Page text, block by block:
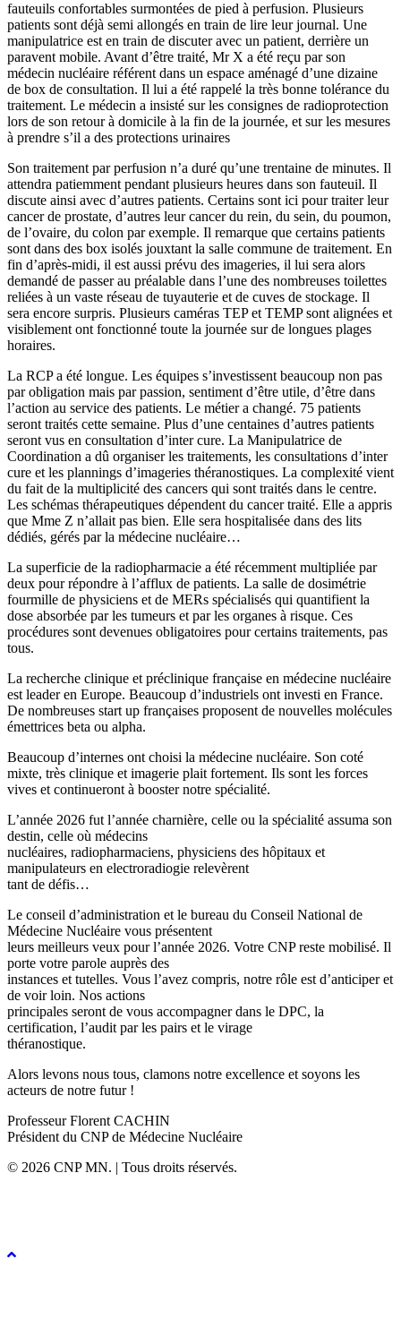
fauteuils confortables surmontées de pied à perfusion. Plusieurs
patients sont déjà semi allongés en train de lire leur journal. Une
manipulatrice est en train de discuter avec un patient, derrière un
paravent mobile. Avant d’être traité, Mr X a été reçu par son
médecin nucléaire référent dans un espace aménagé d’une dizaine
de box de consultation. Il lui a été rappelé la très bonne tolérance du
traitement. Le médecin a insisté sur les consignes de radioprotection
lors de son retour à domicile à la fin de la journée, et sur les mesures
à prendre s’il a des protections urinaires
Son traitement par perfusion n’a duré qu’une trentaine de minutes. Il
attendra patiemment pendant plusieurs heures dans son fauteuil. Il
discute ainsi avec d’autres patients. Certains sont ici pour traiter leur
cancer de prostate, d’autres leur cancer du rein, du sein, du poumon,
de l’ovaire, du colon par exemple. Il remarque que certains patients
sont dans des box isolés jouxtant la salle commune de traitement. En
fin d’après-midi, il est aussi prévu des imageries, il lui sera alors
demandé de passer au préalable dans l’une des nombreuses toilettes
reliées à un vaste réseau de tuyauterie et de cuves de stockage. Il
sera encore surpris. Plusieurs caméras TEP et TEMP sont alignées et
visiblement ont fonctionné toute la journée sur de longues plages
horaires.
La RCP a été longue. Les équipes s’investissent beaucoup non pas
par obligation mais par passion, sentiment d’être utile, d’être dans
l’action au service des patients. Le métier a changé. 75 patients
seront traités cette semaine. Plus d’une centaines d’autres patients
seront vus en consultation d’inter cure. La Manipulatrice de
Coordination a dû organiser les traitements, les consultations d’inter
cure et les plannings d’imageries théranostiques. La complexité vient
du fait de la multiplicité des cancers qui sont traités dans le centre.
Les schémas thérapeutiques dépendent du cancer traité. Elle a appris
que Mme Z n’allait pas bien. Elle sera hospitalisée dans des lits
dédiés, gérés par la médecine nucléaire…
La superficie de la radiopharmacie a été récemment multipliée par
deux pour répondre à l’afflux de patients. La salle de dosimétrie
fourmille de physiciens et de MERs spécialisés qui quantifient la
dose absorbée par les tumeurs et par les organes à risque. Ces
procédures sont devenues obligatoires pour certains traitements, pas
tous.
La recherche clinique et préclinique française en médecine nucléaire
est leader en Europe. Beaucoup d’industriels ont investi en France.
De nombreuses start up françaises proposent de nouvelles molécules
émettrices beta ou alpha.
Beaucoup d’internes ont choisi la médecine nucléaire. Son coté
mixte, très clinique et imagerie plait fortement. Ils sont les forces
vives et continueront à booster notre spécialité.
L’année 2026 fut l’année charnière, celle ou la spécialité assuma son
destin, celle où médecins
nucléaires, radiopharmaciens, physiciens des hôpitaux et
manipulateurs en electroradiogie relevèrent
tant de défis…
Le conseil d’administration et le bureau du Conseil National de
Médecine Nucléaire vous présentent
leurs meilleurs veux pour l’année 2026. Votre CNP reste mobilisé. Il
porte votre parole auprès des
instances et tutelles. Vous l’avez compris, notre rôle est d’anticiper et
de voir loin. Nos actions
principales seront de vous accompagner dans le DPC, la
certification, l’audit par les pairs et le virage
théranostique.
Alors levons nous tous, clamons notre excellence et soyons les
acteurs de notre futur !
Professeur Florent CACHIN
Président du CNP de Médecine Nucléaire
© 2026 CNP MN. | Tous droits réservés.